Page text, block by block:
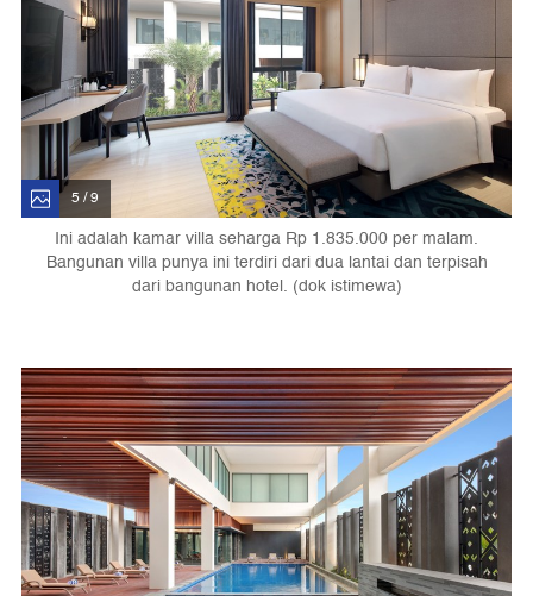
5 / 9
Ini adalah kamar villa seharga Rp 1.835.000 per malam.
Bangunan villa punya ini terdiri dari dua lantai dan terpisah
dari bangunan hotel. (dok istimewa)